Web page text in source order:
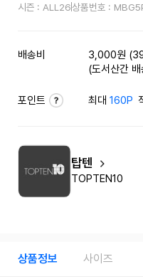
시즌 : ALL26상품번호 :
배송비
3,000원
(도서산간
포인트 최대160P
탑텐
TOPTEN10
상품정보 사이즈